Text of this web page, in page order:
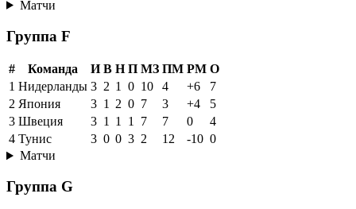
Матчи
Группа F
# Команда И В Н П МЗ ПМ РМ О
1 Нидерланды 3 2 1 0 10 4 +6
7
2 Япония 3 1 2 0 7 3 +4
5
3 Швеция 3 1 1 1 7 7 0
4
4 Тунис 3 0 0 3 2 12 -10 0
Матчи
Группа G